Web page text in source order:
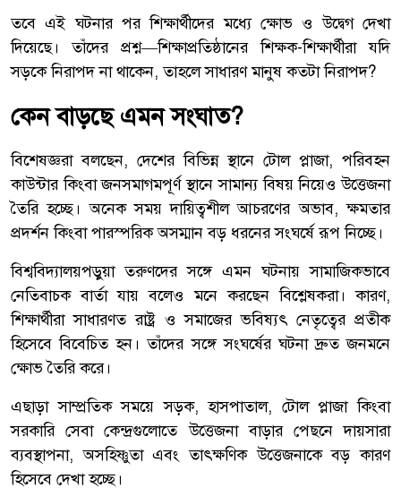
তবে এই ঘটনার পর শিক্ষার্থীদের মধ্যে ক্ষোভ ও উদ্বেগ দেখা
দিয়েছে। তাঁদের প্রশ্ন—শিক্ষাপ্রতিষ্ঠানের শিক্ষক-শিক্ষার্থীরা যদি
সড়কে নিরাপদ না থাকেন, তাহলে সাধারণ মানুষ কতটা নিরাপদ?
কেন বাড়ছে এমন সংঘাত?
বিশেষজ্ঞরা বলছেন, দেশের বিভিন্ন স্থানে টোল প্লাজা, পরিবহন
কাউন্টার কিংবা জনসমাগমপূর্ণ স্থানে সামান্য বিষয় নিয়েও উত্তেজনা
তৈরি হচ্ছে। অনেক সময় দায়িত্বশীল আচরণের অভাব, ক্ষমতার
প্রদর্শন কিংবা পারস্পরিক অসম্মান বড় ধরনের সংঘর্ষে রূপ নিচ্ছে।
বিশ্ববিদ্যালয়পড়ুয়া তরুণদের সঙ্গে এমন ঘটনায় সামাজিকভাবে
নেতিবাচক বার্তা যায় বলেও মনে করছেন বিশ্লেষকরা। কারণ,
শিক্ষার্থীরা সাধারণত রাষ্ট্র ও সমাজের ভবিষ্যৎ নেতৃত্বের প্রতীক
হিসেবে বিবেচিত হন। তাঁদের সঙ্গে সংঘর্ষের ঘটনা দ্রুত জনমনে
ক্ষোভ তৈরি করে।
এছাড়া সাম্প্রতিক সময়ে সড়ক, হাসপাতাল, টোল প্লাজা কিংবা
সরকারি সেবা কেন্দ্রগুলোতে উত্তেজনা বাড়ার পেছনে দায়সারা
ব্যবস্থাপনা, অসহিষ্ণুতা এবং তাৎক্ষণিক উত্তেজনাকে বড় কারণ
হিসেবে দেখা হচ্ছে।